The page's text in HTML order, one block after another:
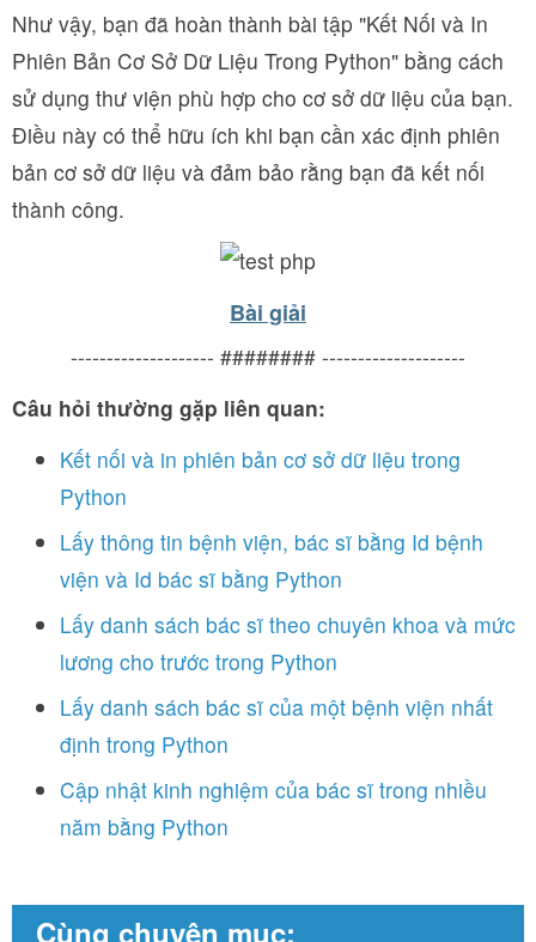
Như vậy, bạn đã hoàn thành bài tập "Kết Nối và In
Phiên Bản Cơ Sở Dữ Liệu Trong Python" bằng cách
sử dụng thư viện phù hợp cho cơ sở dữ liệu của bạn.
Điều này có thể hữu ích khi bạn cần xác định phiên
bản cơ sở dữ liệu và đảm bảo rằng bạn đã kết nối
thành công.
Bài giải
-------------------- ######## --------------------
Câu hỏi thường gặp liên quan:
Kết nối và in phiên bản cơ sở dữ liệu trong
Python
Lấy thông tin bệnh viện, bác sĩ bằng Id bệnh
viện và Id bác sĩ bằng Python
Lấy danh sách bác sĩ theo chuyên khoa và mức
lương cho trước trong Python
Lấy danh sách bác sĩ của một bệnh viện nhất
định trong Python
Cập nhật kinh nghiệm của bác sĩ trong nhiều
năm bằng Python
Cùng chuyên mục: